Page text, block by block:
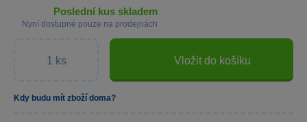
poslední kus skladem
Nyní dostupné pouze na prodejnách
Vložit do košíku
Kdy budu mít zboží doma?